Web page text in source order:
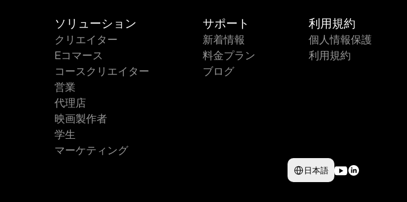
ソリューション
クリエイター
Eコマース
コースクリエイター
営業
代理店
映画製作者
学生
マーケティング
サポート
新着情報
料金プラン
ブログ
利用規約
個人情報保護
利用規約
Select Language
日本語